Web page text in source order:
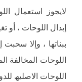
لایجوز استعمال
إبدال اللوحات ، أو
ببناتھا ، وإلا
اللوحات المخالفة
اللوحات الاصلیھ